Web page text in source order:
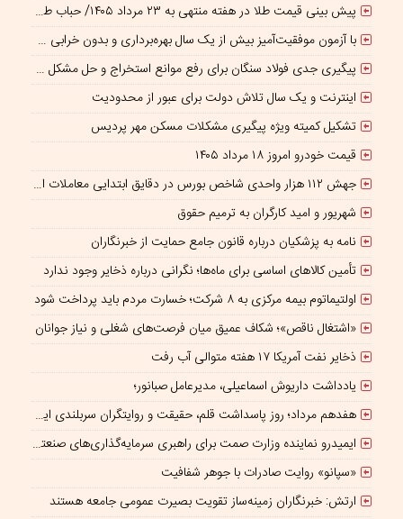
پیش بینی قیمت طلا در هفته منتهی به ۲۳ مرداد ۱۴۰۵/ حباب طلا در بازار ایران منفی شد!
با آزمون موفقیت‌آمیز بیش از یک سال بهره‌برداری و بدون خرابی حاصل شد؛ ریموت کنترل و ماژول وایرلس بومی‌سازی شده جرثقیل‌های فولاد هرمزگان، جایگزین نمونه خارجی
پیگیری جدی فولاد سنگان برای رفع موانع استخراج و حل مشکل کمبود سنگ‌آهن
اینترنت و یک سال تلاش دولت برای عبور از محدودیت
تشکیل کمیته ویژه پیگیری مشکلات مسکن مهر پردیس
قیمت خودرو امروز ۱۸ مرداد ۱۴۰۵
جهش ۱۱۲ هزار واحدی شاخص بورس در دقایق ابتدایی معاملات امروز
شهریور و امید کارگران به ترمیم حقوق
نامه به پزشکیان درباره قانون جامع حمایت از خبرنگاران
تأمین کالاهای اساسی برای ماه‌ها؛ نگرانی درباره ذخایر وجود ندارد
اولتیماتوم بیمه مرکزی به ۸ شرکت؛ خسارت مردم باید پرداخت شود
«اشتغال ناقص»؛ شکاف عمیق میان فرصت‌های شغلی و نیاز جوانان
ذخایر نفت آمریکا ۱۷ هفته متوالی آب رفت
یادداشت داریوش اسماعیلی، مدیرعامل صبانور؛
هفدهم مرداد؛ روز پاسداشت قلم، حقیقت و روایتگران سربلندی ایران
ایمیدرو نماینده وزارت صمت برای راهبری سرمایه‌گذاری‌های صنعتی و معدنی در چارچوب همکاری‌های ایران و چین؛
«سپانو» روایت صادرات با جوهر شفافیت
ارتش: خبرنگاران زمینه‌ساز تقویت بصیرت عمومی جامعه هستند